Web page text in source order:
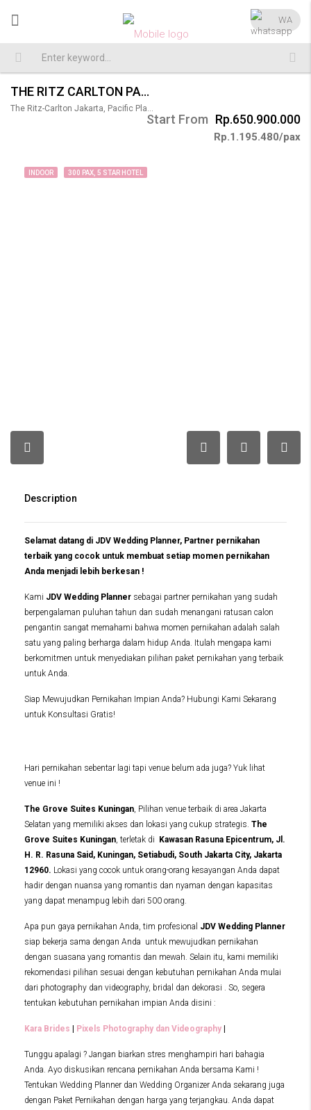
THE RITZ CARLTON PACIFIC PLACE WEDDING 300 PAX
The Ritz-Carlton Jakarta, Pacific Place
Start From Rp.650.900.000
Rp.1.195.480/pax
INDOOR 300 PAX, 5 STAR HOTEL
Description
Selamat datang di JDV Wedding Planner, Partner pernikahan
terbaik yang cocok untuk membuat setiap momen pernikahan
Anda menjadi lebih berkesan !
Kami JDV Wedding Planner sebagai partner pernikahan yang sudah
berpengalaman puluhan tahun dan sudah menangani ratusan calon
pengantin sangat memahami bahwa momen pernikahan adalah salah
satu yang paling berharga dalam hidup Anda. Itulah mengapa kami
berkomitmen untuk menyediakan pilihan paket pernikahan yang terbaik
untuk Anda.
Siap Mewujudkan Pernikahan Impian Anda? Hubungi Kami Sekarang
untuk Konsultasi Gratis!
Hari pernikahan sebentar lagi tapi venue belum ada juga? Yuk lihat
venue ini !
The Grove Suites Kuningan, Pilihan venue terbaik di area Jakarta
Selatan yang memiliki akses dan lokasi yang cukup strategis. The
Grove Suites Kuningan, terletak di
Kawasan Rasuna Epicentrum, Jl.
H. R. Rasuna Said, Kuningan, Setiabudi, South Jakarta City, Jakarta
12960. Lokasi yang cocok untuk orang-orang kesayangan Anda dapat
hadir dengan nuansa yang romantis dan nyaman dengan kapasitas
yang dapat menampug lebih dari 500 orang.
Apa pun gaya pernikahan Anda, tim profesional JDV Wedding Planner
siap bekerja sama dengan Anda untuk mewujudkan pernikahan
dengan suasana yang romantis dan mewah. Selain itu, kami memiliki
rekomendasi pilihan sesuai dengan kebutuhan pernikahan Anda mulai
dari photography dan videography, bridal dan dekorasi . So, segera
tentukan kebutuhan pernikahan impian Anda disini :
Kara Brides Pixels Photography dan Videography
Tunggu apalagi ? Jangan biarkan stres menghampiri hari bahagia
Anda. Ayo diskusikan rencana pernikahan Anda bersama Kami !
Tentukan Wedding Planner dan Wedding Organizer Anda sekarang juga
dengan Paket Pernikahan dengan harga yang terjangkau. Anda dapat
WA